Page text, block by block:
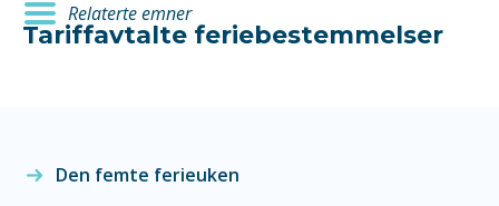
Relaterte emner
Tariffavtalte feriebestemmelser
Den femte ferieuken